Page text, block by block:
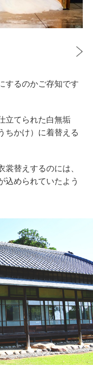
するのかご存知です
立てられた白無垢
ちかけ）に着替える
裳替えするのには、
込められていたよう